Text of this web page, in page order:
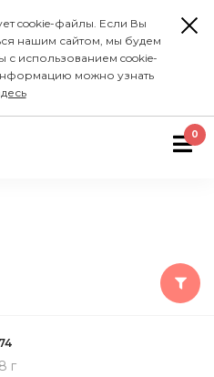
cookie-файлы. Если Вы
нашим сайтом, мы будем
с использованием cookie-
можно узнать
0
8 г